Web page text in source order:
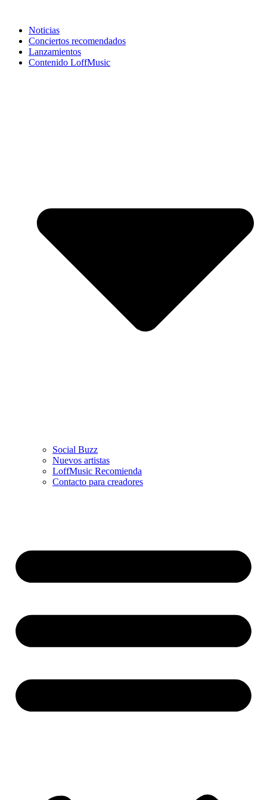
Noticias
Conciertos recomendados
Lanzamientos
Contenido LoffMusic
Social Buzz
Nuevos artistas
LoffMusic Recomienda
Contacto para creadores